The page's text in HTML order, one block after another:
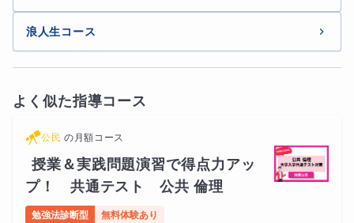
浪人生コース
よく似た指導コース
公民 の 月額コース
授業＆実践問題演習で得点力アッ
プ！　共通テスト　公共 倫理
勉強法診断型 無料体験あり